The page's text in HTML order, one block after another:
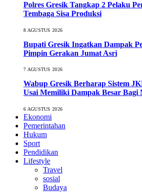
Polres Gresik Tangkap 2 Pelaku
Tembaga Sisa Produksi
8 AGUSTUS 2026
Bupati Gresik Ingatkan Dampak
Pimpin Gerakan Jumat Asri
7 AGUSTUS 2026
Wabup Gresik Berharap Sistem
Usai Memiliki Dampak Besar Bagi
6 AGUSTUS 2026
Ekonomi
Pemerintahan
Hukum
Sport
Pendidikan
Lifestyle
Travel
sosial
Budaya